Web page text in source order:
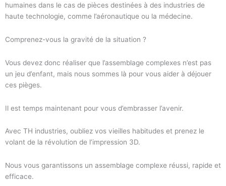
humaines dans le cas de pièces destinées à des industries de
haute technologie, comme l’aéronautique ou la médecine.
Comprenez-vous la gravité de la situation ?
Vous devez donc réaliser que l’assemblage complexes n’est pas
un jeu d’enfant, mais nous sommes là pour vous aider à déjouer
ces pièges.
Il est temps maintenant pour vous d’embrasser l’avenir.
Avec TH industries, oubliez vos vieilles habitudes et prenez le
volant de la révolution de l’impression 3D.
Nous vous garantissons un assemblage complexe réussi, rapide et
efficace.